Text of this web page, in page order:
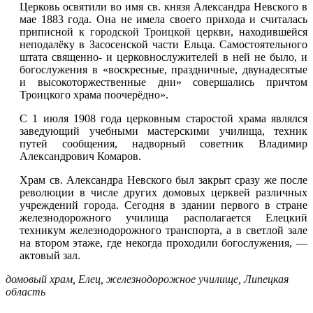
Церковь освятили во имя св. князя Александра Невского в
мае 1883 года. Она не имела своего прихода и считалась
приписной к городской Троицкой церкви, находившейся
неподалёку в Засосенской части Ельца. Самостоятельного
штата священно- и церковнослужителей в ней не было, и
богослужения в «воскресные, праздничные, двунадесятые
и высокоторжественные дни» совершались причтом
Троицкого храма поочерёдно».
С 1 июля 1908 года церковным старостой храма являлся
заведующий учебными мастерскими училища, техник
путей сообщения, надворный советник Владимир
Александрович Комаров.
Храм св. Александра Невского был закрыт сразу же после
революции в числе других домовых церквей различных
учрежденийгорода. Сегодня в здании первого в стране
железнодорожного училища располагается Елецкий
техникум железнодорожного транспорта, а в светлой зале
на втором этаже, где некогда проходили богослужения, —
актовый зал.
домовый храм Елец железнодорожное училище ,Липецкая
область